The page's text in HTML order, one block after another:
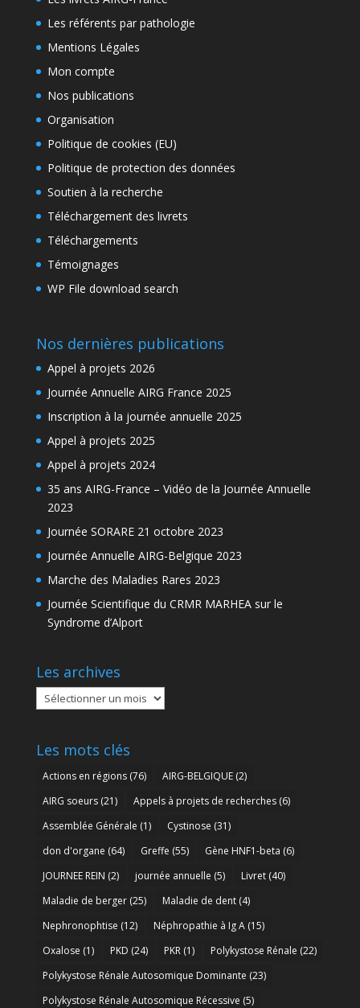
Les référents par pathologie
Mentions Légales
Mon compte
Nos publications
Organisation
Politique de cookies (EU)
Politique de protection des données
Soutien à la recherche
Téléchargement des livrets
Téléchargements
Témoignages
WP File download search
Nos dernières publications
Appel à projets 2026
Journée Annuelle AIRG France 2025
Inscription à la journée annuelle 2025
Appel à projets 2025
Appel à projets 2024
35 ans AIRG-France – Vidéo de la Journée Annuelle
2023
Journée SORARE 21 octobre 2023
Journée Annuelle AIRG-Belgique 2023
Marche des Maladies Rares 2023
Journée Scientifique du CRMR MARHEA sur le
Syndrome d’Alport
Les archives
Les
archives
Les mots clés
Actions en régions(76) AIRG-BELGIQUE(2)
AIRG soeurs(21) Appels à projets de recherches(6)
Assemblée Générale (1) Cystinose (31)
don d'organe (64) Greffe (55) Gène HNF1-beta (6)
JOURNEE REIN (2) journée annuelle (5) Livret(40)
Maladie de berger(25) Maladie de dent(4)
Nephronophtise (12) Néphropathie à Ig A(15)
Oxalose (1) PKD (24) PKR(1) Polykystose Rénale (22)
Polykystose Rénale Autosomique Dominante (23)
Polykystose Rénale Autosomique Récessive (5)